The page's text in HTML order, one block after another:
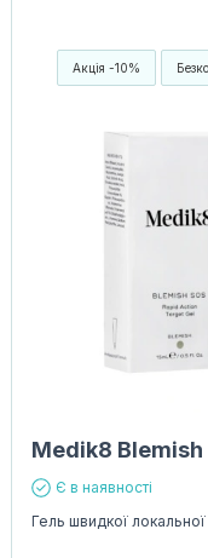
Акція -10%
Medik8 Blemish
Є в наявності
Гель швидкої локальної